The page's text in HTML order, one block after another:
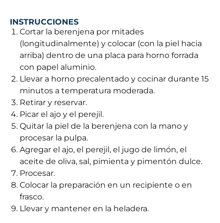
INSTRUCCIONES
Cortar la berenjena por mitades
(longitudinalmente) y colocar (con la piel hacia
arriba) dentro de una placa para horno forrada
con papel aluminio.
Llevar a horno precalentado y cocinar durante 15
minutos a temperatura moderada.
Retirar y reservar.
Picar el ajo y el perejil.
Quitar la piel de la berenjena con la mano y
procesar la pulpa.
Agregar el ajo, el perejil, el jugo de limón, el
aceite de oliva, sal, pimienta y pimentón dulce.
Procesar.
Colocar la preparación en un recipiente o en
frasco.
Llevar y mantener en la heladera.